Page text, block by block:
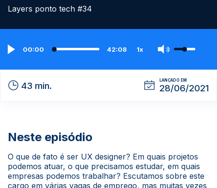
Layers ponto tech #34
00:00 42:08 1x
43 min. LANÇADO EM
28/06/2021
Neste episódio
O que de fato é ser UX designer? Em quais projetos
podemos atuar, o que precisamos estudar, em quais
empresas podemos trabalhar? Escutamos sobre este
cargo em várias vagas de emprego, mas muitas vezes